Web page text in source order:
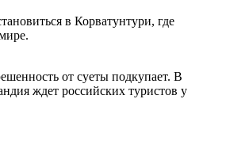
в Корватунтури, где
от суеты подкупает. В
ждет российских туристов у